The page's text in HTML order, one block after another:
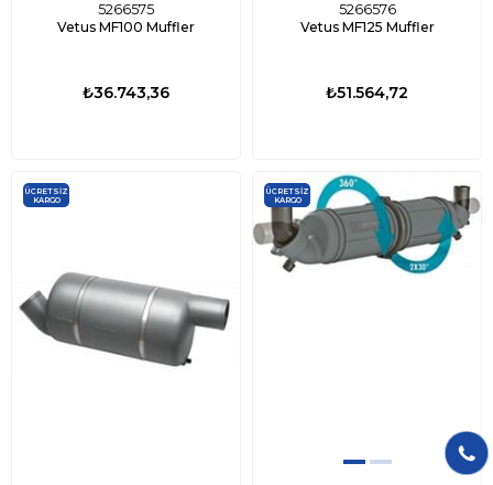
5266575
Vetus MF100 Muffler
₺36.743,36
5266576
Vetus MF125 Muffler
₺51.564,72
ÜCRETSIZ
KARGO
ÜCRETSIZ
KARGO